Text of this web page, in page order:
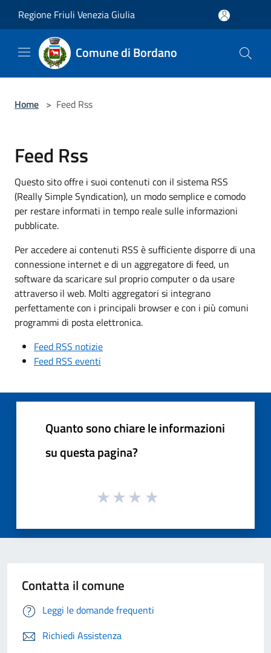
Regione Friuli Venezia Giulia
Comune di Bordano
Home > Feed Rss
Feed Rss
Questo sito offre i suoi contenuti con il sistema RSS
(Really Simple Syndication), un modo semplice e comodo
per restare informati in tempo reale sulle informazioni
pubblicate.
Per accedere ai contenuti RSS è sufficiente disporre di una
connessione internet e di un aggregatore di feed, un
software da scaricare sul proprio computer o da usare
attraverso il web. Molti aggregatori si integrano
perfettamente con i principali browser e con i più comuni
programmi di posta elettronica.
Feed RSS notizie
Feed RSS eventi
Quanto sono chiare le informazioni
su questa pagina?
Contatta il comune
Leggi le domande frequenti
Richiedi Assistenza